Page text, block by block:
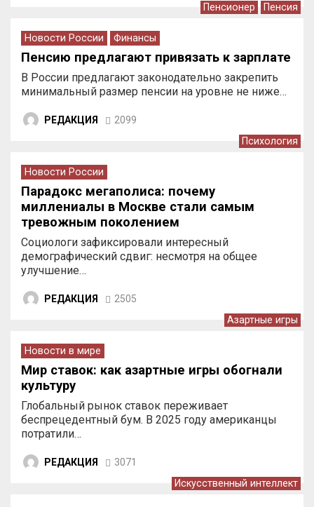
Пенсионер Пенсия
Новости России Финансы
Пенсию предлагают привязать к зарплате
В России предлагают законодательно закрепить
минимальный размер пенсии на уровне не ниже…
РЕДАКЦИЯ 2099
Психология
Новости России
Парадокс мегаполиса: почему
миллениалы в Москве стали самым
тревожным поколением
Социологи зафиксировали интересный
демографический сдвиг: несмотря на общее
улучшение…
РЕДАКЦИЯ 2505
Азартные игры
Новости в мире
Мир ставок: как азартные игры обогнали
культуру
Глобальный рынок ставок переживает
беспрецедентный бум. В 2025 году американцы
потратили…
РЕДАКЦИЯ 3071
Искусственный интеллект